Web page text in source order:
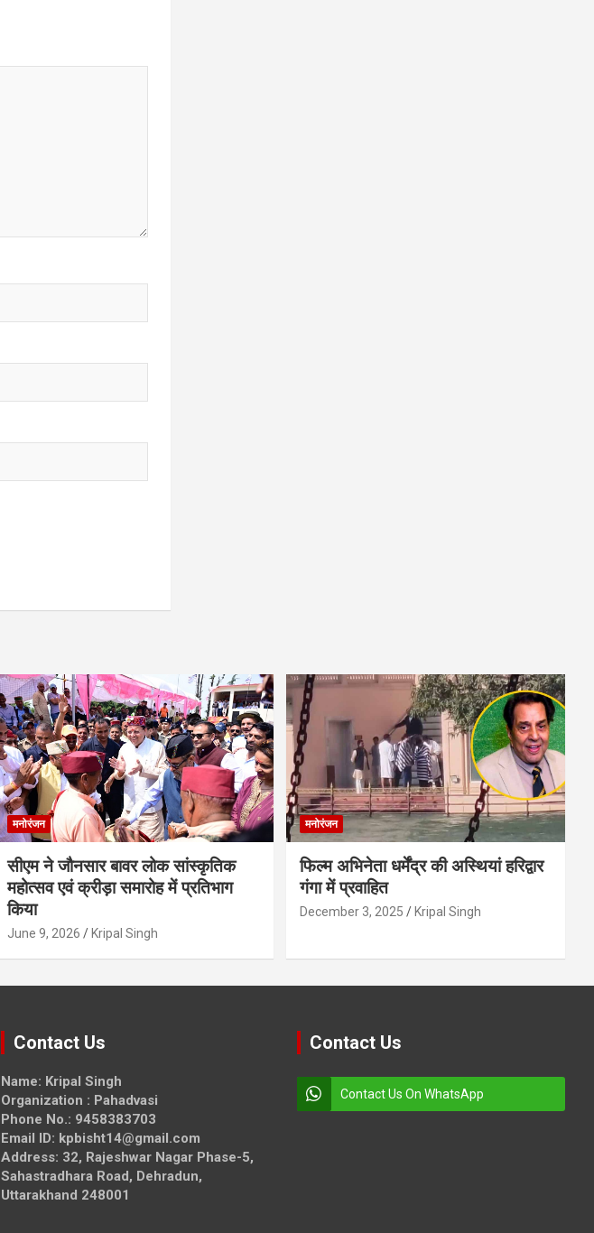
मनोरंजन
सीएम ने जौनसार बावर लोक सांस्कृतिक
महोत्सव एवं क्रीड़ा समारोह में प्रतिभाग
किया
June 9, 2026 Kripal Singh
मनोरंजन
फिल्म अभिनेता धर्मेंद्र की अस्थियां हरिद्वार
गंगा में प्रवाहित
December 3, 2025 Kripal Singh
Contact Us
Name: Kripal Singh
Organization : Pahadvasi
Phone No.: 9458383703
Email ID: kpbisht14@gmail.com
Address: 32, Rajeshwar Nagar Phase-5,
Sahastradhara Road, Dehradun,
Uttarakhand 248001
Contact Us
Contact Us On WhatsApp